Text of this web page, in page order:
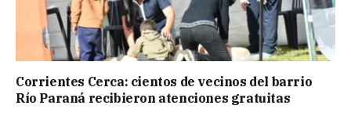
Corrientes Cerca: cientos de vecinos del barrio
Río Paraná recibieron atenciones gratuitas